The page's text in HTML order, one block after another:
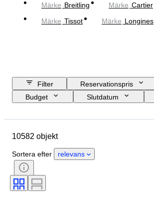
Märke Breitling Märke Cartier
Märke Tissot Märke Longines
Filter
Reservationspris
Budget
Slutdatum
Ursprungsland
Skick
Certifiering
Utgåva nr.
Urverk
10582 objekt
Sortera efter relevans